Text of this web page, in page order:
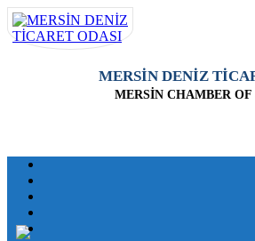
MERSİN DENİZ
MERSİN CHAMBER OF